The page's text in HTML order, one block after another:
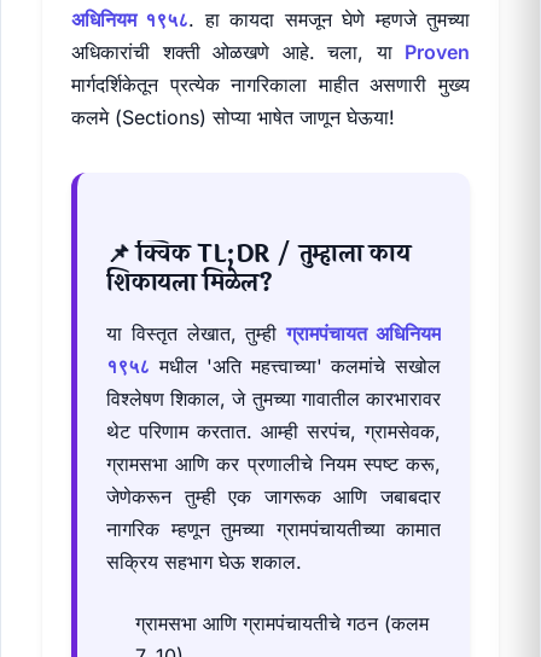
अधिनियम १९५८. हा कायदा समजून घेणे म्हणजे तुमच्या
अधिकारांची शक्ती ओळखणे आहे. चला, या Proven
मार्गदर्शिकेतून प्रत्येक नागरिकाला माहीत असणारी मुख्य
कलमे (Sections) सोप्या भाषेत जाणून घेऊया!
📌 क्विक TL;DR / तुम्हाला काय
शिकायला मिळेल?
या विस्तृत लेखात, तुम्हीग्रामपंचायत अधिनियम
१९५८ मधील 'अति महत्त्वाच्या' कलमांचे सखोल
विश्लेषण शिकाल, जे तुमच्या गावातील कारभारावर
थेट परिणाम करतात. आम्ही सरपंच, ग्रामसेवक,
ग्रामसभा आणि कर प्रणालीचे नियम स्पष्ट करू,
जेणेकरून तुम्ही एक जागरूक आणि जबाबदार
नागरिक म्हणून तुमच्या ग्रामपंचायतीच्या कामात
सक्रिय सहभाग घेऊ शकाल.
ग्रामसभा आणि ग्रामपंचायतीचे गठन (कलम